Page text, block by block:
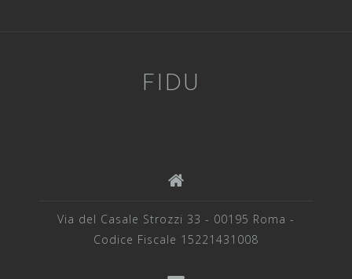
FIDU
Via del Casale Strozzi 33 - 00195 Roma -
Codice Fiscale 15221431008